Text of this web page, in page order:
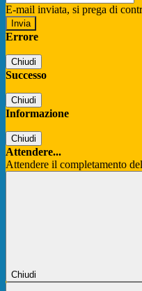
E-mail inviata, si prega di
Errore
Chiudi
Successo
Chiudi
Informazione
Chiudi
Attendere...
Attendere il completamento
Chiudi